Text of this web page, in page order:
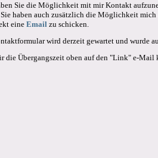
Sie die Möglichkeit mit mir Kontakt
Sie haben auch zusätzlich die Möglichkeit mich
eineEmail zu schicken.
wird derzeit gewartet und wurde
die Übergangszeit oben auf den "Link" e-